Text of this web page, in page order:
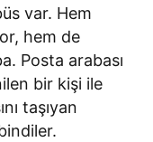
var. Hem
hem de
Posta arabası
bir kişi ile
taşıyan